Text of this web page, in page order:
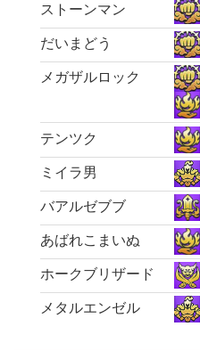
ストーンマン
だいまどう
メガザルロック
テンツク
ミイラ男
バアルゼブブ
あばれこまいぬ
ホークブリザード
メタルエンゼル